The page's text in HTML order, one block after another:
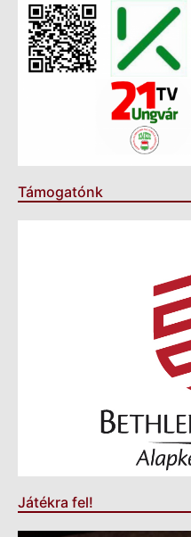
Támogatónk
Játékra fel!